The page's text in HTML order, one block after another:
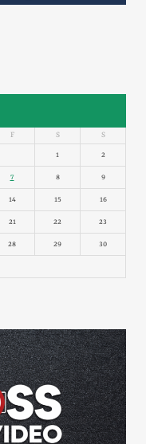
F S S
1 2
7 8 9
14 15 16
21 22 23
28 29 30